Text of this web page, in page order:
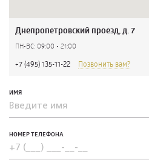
Днепропетровский проезд, д. 7
ПН-ВС: 09:00 - 21:00
+7 (495) 135-11-22 Позвонить вам?
ИМЯ
НОМЕР ТЕЛЕФОНА